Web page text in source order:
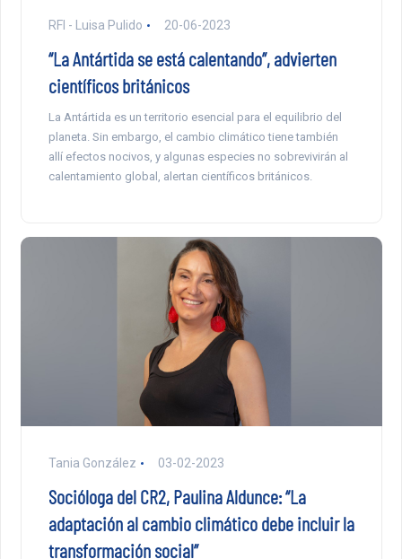
RFI - Luisa Pulido 20-06-2023
“La Antártida se está calentando”, advierten
científicos británicos
La Antártida es un territorio esencial para el equilibrio del
planeta. Sin embargo, el cambio climático tiene también
allí efectos nocivos, y algunas especies no sobrevivirán al
calentamiento global, alertan científicos británicos.
Tania González 03-02-2023
Socióloga del CR2, Paulina Aldunce: “La
adaptación al cambio climático debe incluir la
transformación social”